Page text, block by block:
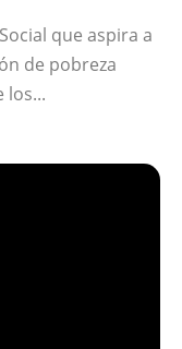
que aspira a
de pobreza
los...